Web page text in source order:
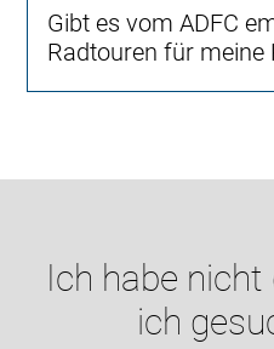
Gibt es vom ADFC
Radtouren für meine
Ich habe
ich